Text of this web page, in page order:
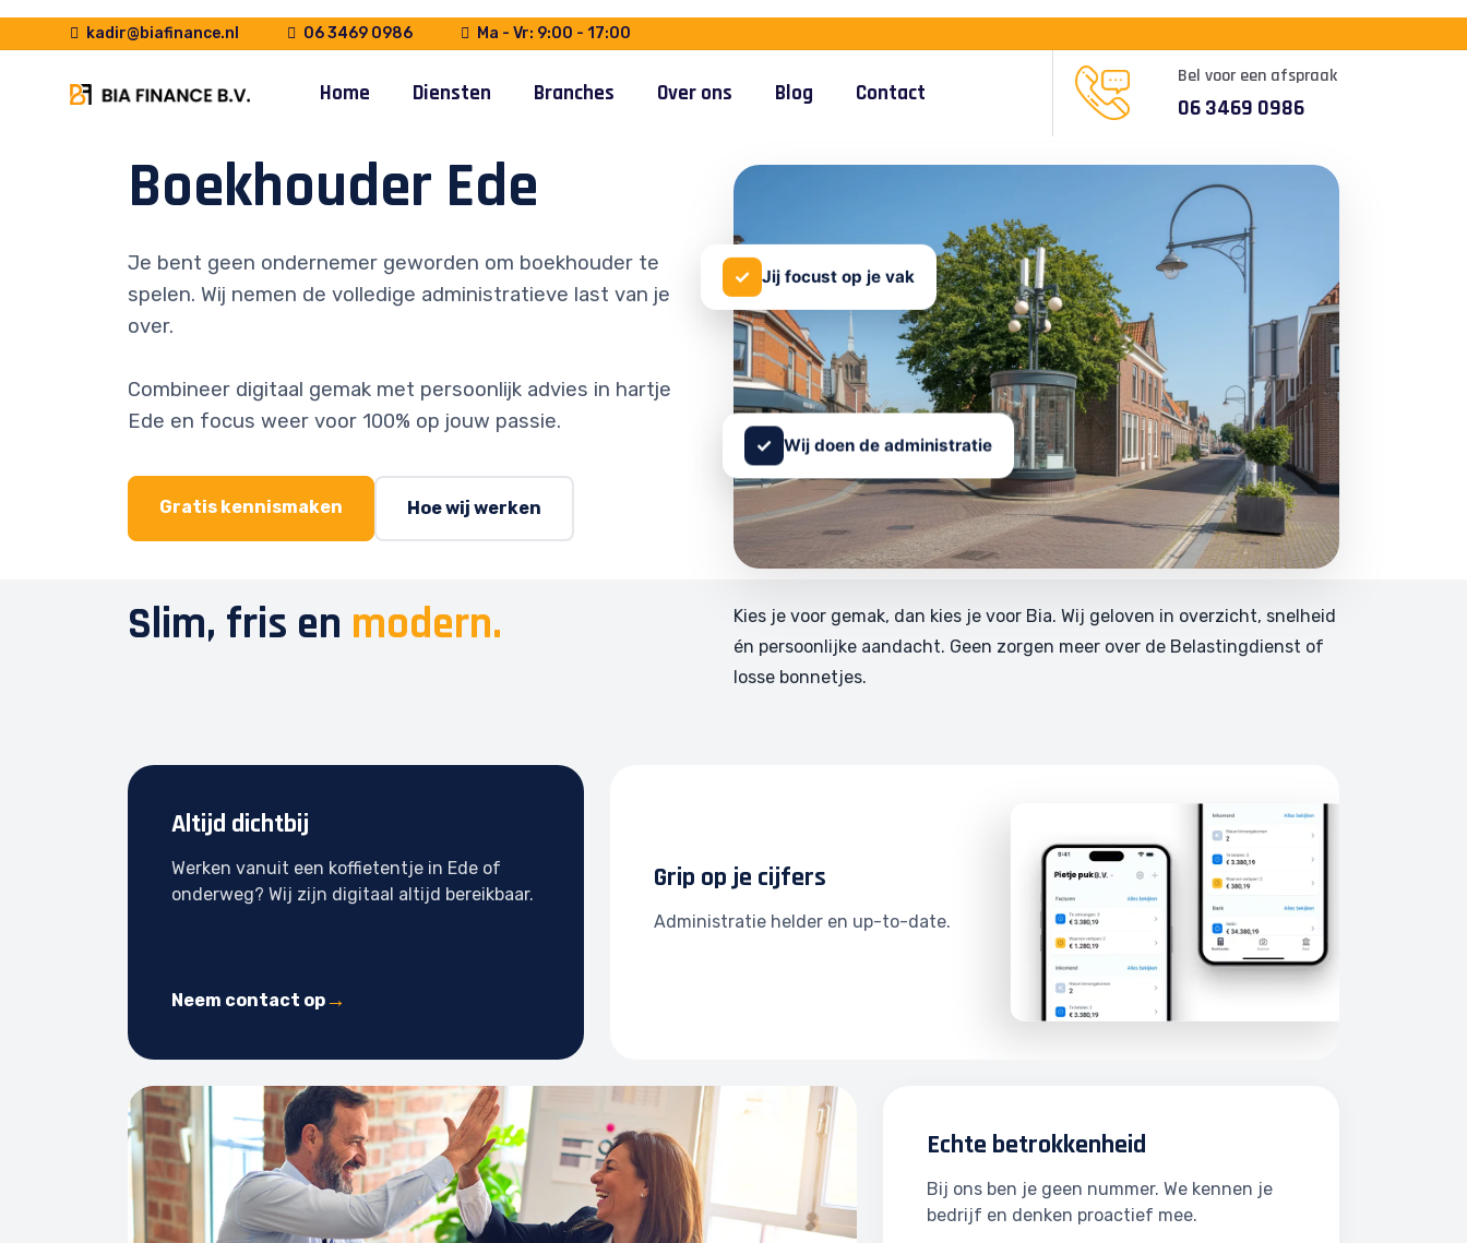
kadir@biafinance.nl 06 3469 0986 Ma - Vr: 9:00 - 17:00
Home Diensten Branches Over ons Blog Contact
Bel voor een afspraak
06 3469 0986
Boekhouder Ede
Je bent geen ondernemer geworden om boekhouder te
spelen. Wij nemen de volledige administratieve last van je
over.
Combineer digitaal gemak met persoonlijk advies in hartje
Ede en focus weer voor 100% op jouw passie.
Gratis kennismaken Hoe wij werken
✓ Jij focust op je vak
✓ Wij doen de administratie
Slim, fris en modern.
Kies je voor gemak, dan kies je voor Bia. Wij geloven in overzicht, snelheid
én persoonlijke aandacht. Geen zorgen meer over de Belastingdienst of
losse bonnetjes.
Altijd dichtbij
Werken vanuit een koffietentje in Ede of
onderweg? Wij zijn digitaal altijd bereikbaar.
Neem contact op
Grip op je cijfers
Administratie helder en up-to-date.
Echte betrokkenheid
Bij ons ben je geen nummer. We kennen je
bedrijf en denken proactief mee.